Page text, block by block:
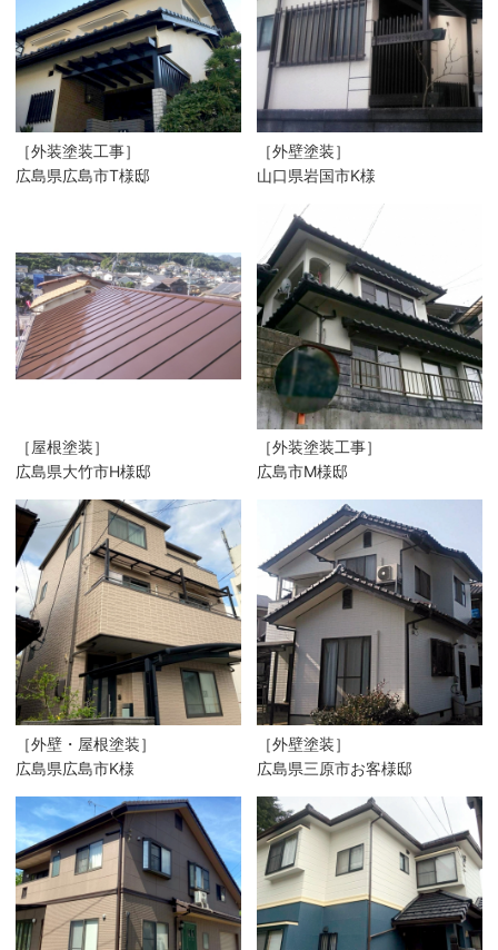
［外装塗装工事］
広島県広島市T様邸
［外壁塗装］
山口県岩国市K様
［屋根塗装］
広島県大竹市H様邸
［外装塗装工事］
広島市M様邸
［外壁・屋根塗装］
広島県広島市K様
［外壁塗装］
広島県三原市お客様邸